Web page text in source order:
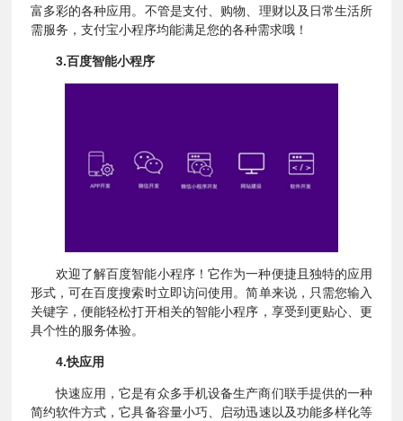
富多彩的各种应用。不管是支付、购物、理财以及日常生活所
需服务，支付宝小程序均能满足您的各种需求哦！
3.百度智能小程序
欢迎了解百度智能小程序！它作为一种便捷且独特的应用
形式，可在百度搜索时立即访问使用。简单来说，只需您输入
关键字，便能轻松打开相关的智能小程序，享受到更贴心、更
具个性的服务体验。
4.快应用
快速应用，它是有众多手机设备生产商们联手提供的一种
简约软件方式，它具备容量小巧、启动迅速以及功能多样化等